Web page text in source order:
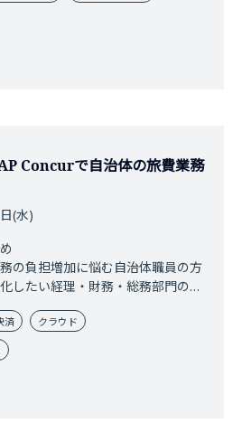
Concurで自治体の旅費業務
(水)
の負担増加に悩む自治体職員の方
したい経理・財務・総務部門のご
込んだ目に見えるDXを実現した
済 クラウド